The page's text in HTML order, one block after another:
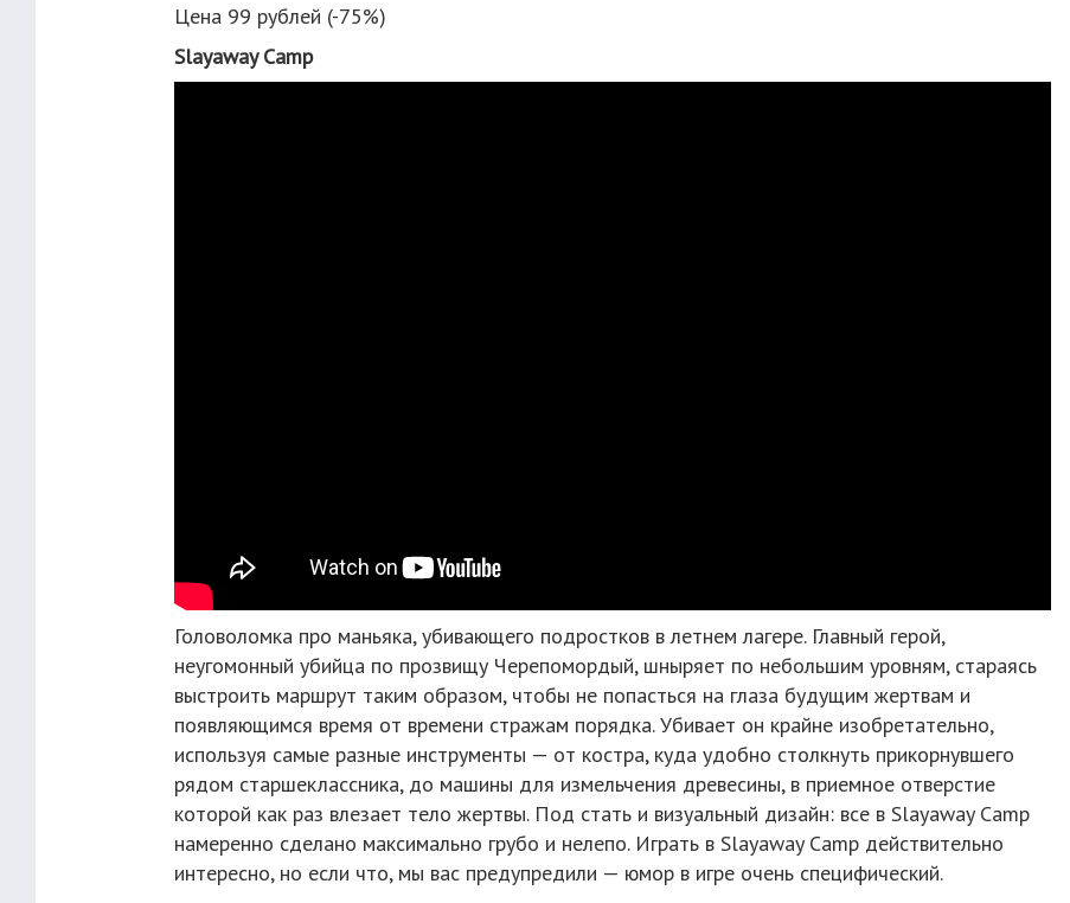
Цена 99 рублей (-75%)
Slayaway Camp
Головоломка про маньяка, убивающего подростков в летнем лагере. Главный герой,
неугомонный убийца по прозвищу Черепомордый, шныряет по небольшим уровням, стараясь
выстроить маршрут таким образом, чтобы не попасться на глаза будущим жертвам и
появляющимся время от времени стражам порядка. Убивает он крайне изобретательно,
используя самые разные инструменты — от костра, куда удобно столкнуть прикорнувшего
рядом старшеклассника, до машины для измельчения древесины, в приемное отверстие
которой как раз влезает тело жертвы. Под стать и визуальный дизайн: все в Slayaway Camp
намеренно сделано максимально грубо и нелепо. Играть в Slayaway Camp действительно
интересно, но если что, мы вас предупредили — юмор в игре очень специфический.